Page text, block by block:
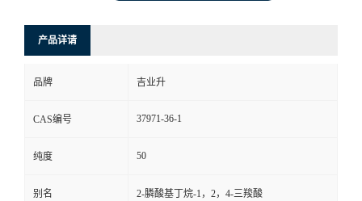
产品详请
品牌 吉业升
CAS编号 37971-36-1
纯度 50
别名 2-膦酸基丁烷-1，2，4-三羧酸